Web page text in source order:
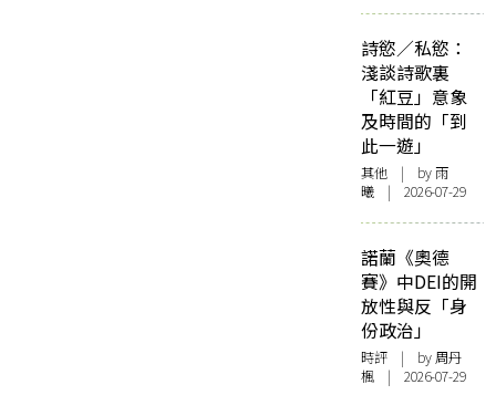
詩慾／私慾：
淺談詩歌裏
「紅豆」意象
及時間的「到
此一遊」
其他 | by 雨
曦 | 2026-07-29
諾蘭《奧德
賽》中DEI的開
放性與反「身
份政治」
時評 | by周丹
楓 | 2026-07-29